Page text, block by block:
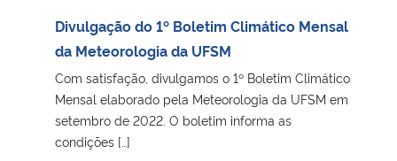
Divulgação do 1º Boletim Climático Mensal
da Meteorologia da UFSM
Com satisfação, divulgamos o 1º Boletim Climático
Mensal elaborado pela Meteorologia da UFSM em
setembro de 2022. O boletim informa as
condições […]